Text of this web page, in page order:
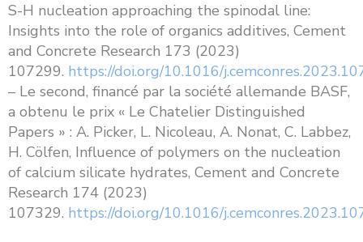
S-H nucleation approaching the spinodal line:
Insights into the role of organics additives, Cement
and Concrete Research 173 (2023)
107299. https://doi.org/10.1016/
– Le second, financé par la société allemande BASF,
a obtenu le prix « Le Chatelier Distinguished
Papers » : A. Picker, L. Nicoleau, A. Nonat, C. Labbez,
H. Cölfen, Influence of polymers on the nucleation
of calcium silicate hydrates, Cement and Concrete
Research 174 (2023)
107329. https://doi.org/10.1016/